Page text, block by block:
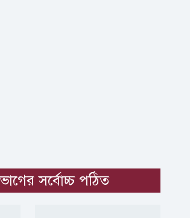
সর্বোচ্চ পঠিত